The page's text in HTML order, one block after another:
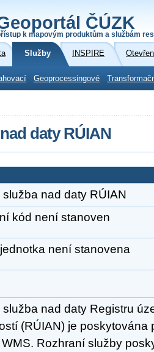
ČÚZK
k mapovým produktům a službám
Služby INSPIRE
Geoprocessingové
daty RÚIAN
služba nad daty RÚIAN
kód není stanoven
není stanovena
služba nad daty Registru
(RÚIAN) je poskytována
Rozhraní služby